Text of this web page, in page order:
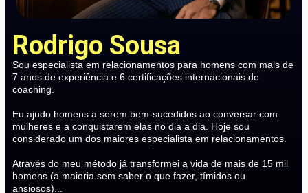
Rodrigo Sousa
Sou especialista em relacionamentos para homens com mais de
7 anos de experiência e 6 certificações internacionais de
coaching.
Eu ajudo homens a serem bem-sucedidos ao conversar com
mulheres e a conquistarem elas no dia a dia. Hoje sou
considerado um dos maiores especialista em relacionamentos.
Através do meu método já transformei a vida de mais de 15 mil
homens (a maioria sem saber o que fazer, tímidos ou
ansiosos)...